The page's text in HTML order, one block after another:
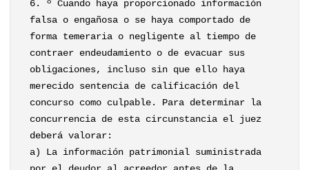
6. º Cuando haya proporcionado información
falsa o engañosa o se haya comportado de
forma temeraria o negligente al tiempo de
contraer endeudamiento o de evacuar sus
obligaciones, incluso sin que ello haya
merecido sentencia de calificación del
concurso como culpable. Para determinar la
concurrencia de esta circunstancia el juez
deberá valorar:
a) La información patrimonial suministrada